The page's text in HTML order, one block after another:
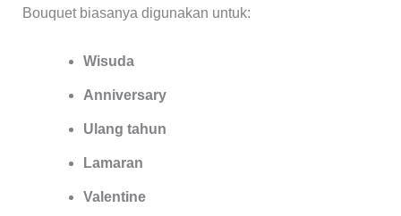
Bouquet biasanya digunakan untuk:
Wisuda
Anniversary
Ulang tahun
Lamaran
Valentine